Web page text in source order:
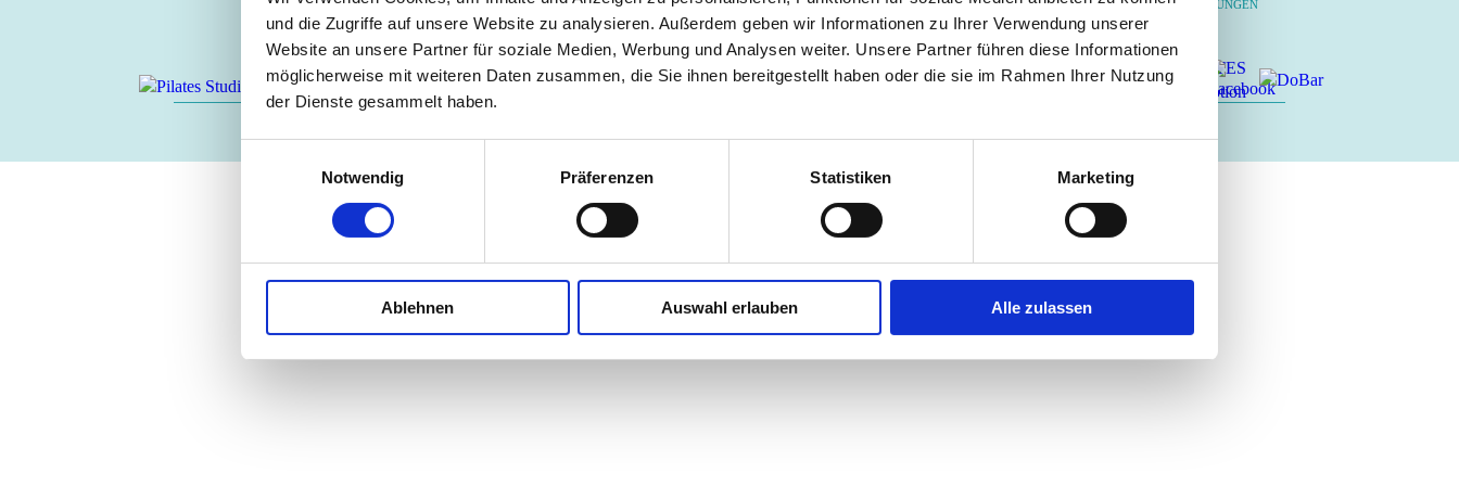
und die Zugriffe auf unsere Website zu analysieren. Außerdem geben wir Informationen zu Ihrer Verwendung unserer
Website an unsere Partner für soziale Medien, Werbung und Analysen weiter. Unsere Partner führen diese Informationen
möglicherweise mit weiteren Daten zusammen, die Sie ihnen bereitgestellt haben oder die sie im Rahmen Ihrer Nutzung
der Dienste gesammelt haben.
Notwendig
Präferenzen Statistiken Marketing
Ablehnen Auswahl erlauben Alle zulassen
ÜBER UNS
DATENSCHUTZBESTIMMUNGEN